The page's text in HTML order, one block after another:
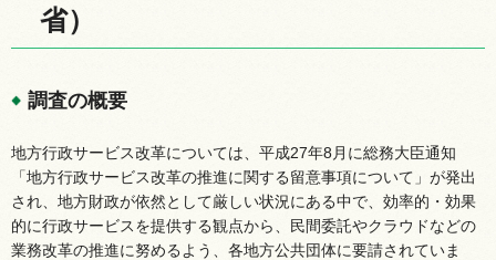
省）
調査の概要
地方行政サービス改革については、平成27年8月に総務大臣通知
「地方行政サービス改革の推進に関する留意事項について」が発出
され、地方財政が依然として厳しい状況にある中で、効率的・効果
的に行政サービスを提供する観点から、民間委託やクラウドなどの
業務改革の推進に努めるよう、各地方公共団体に要請されていま